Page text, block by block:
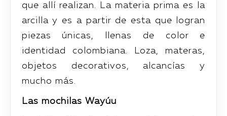
que allí realizan. La materia prima es la
arcilla y es a partir de esta que logran
piezas únicas, llenas de color e
identidad colombiana. Loza, materas,
objetos decorativos, alcancías y
mucho más.
Las mochilas Wayúu